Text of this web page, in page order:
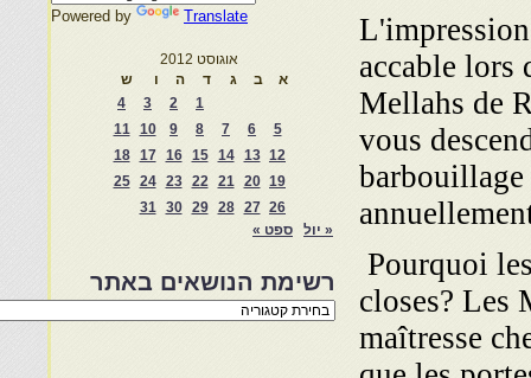
accable lors
Mellahs de
vous
barbouillage
Pourquoi
closes? Les
maîtresse
Powered by Translate
אוגוסט 2012
א
ב ג ד ה ו
ש
1
2
3
4
5
6
7
8
9
10
11
12
13
14
15
16
17
18
19
20
21
22
23
24
25
26
27
28
29
30
31
« יול
ספט »
רשימת הנושאים באתר
רשימת
הנושאים